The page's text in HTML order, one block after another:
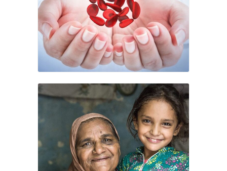
Μεταμόσχευση μυελού των οστών
– Κοινό πρόγραμμα δράσης όλων
των ομίλων της ΣEΕ για το 2026
Σοροπτιμιστική Ενωση Ελλάδος